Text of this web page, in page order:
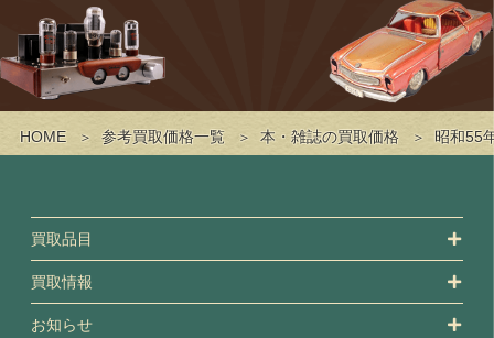
HOME 参考買取価格一覧 本・雑誌の買取価格 昭和55
買取品目
買取情報
お知らせ